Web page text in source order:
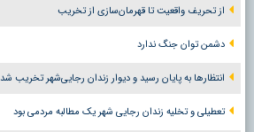
از تحریف واقعیت تا قهرمان‌سازی از تخریب
دشمن توان جنگ ندارد
انتظارها به پایان رسید و دیوار زندان رجایی‌شهر تخریب شد
تعطیلی و تخلیه زندان رجایی شهر یک مطالبه مردمی بود